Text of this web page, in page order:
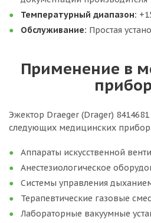
Температурный диапазон:
Обслуживание: Простая
Применение в
Эжектор Draeger (Drager) 8414681
следующих медицинских
Аппараты искусственной
Анестезиологическое
Системы управления
Терапевтические газовые
Лабораторные вакуумные